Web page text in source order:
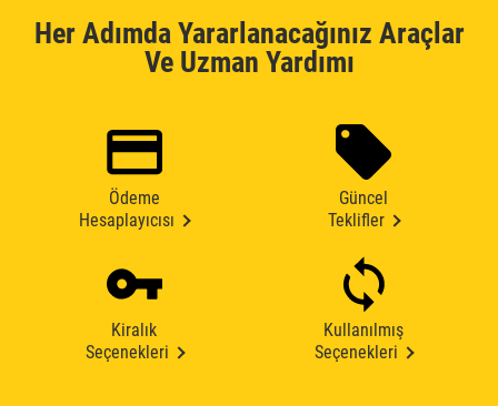
Her Adımda Yararlanacağınız Araçlar
Ve Uzman Yardımı
Ödeme
Hesaplayıcısı
Güncel
Teklifler
Kiralık
Seçenekleri
Kullanılmış
Seçenekleri